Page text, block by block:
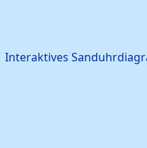
Interaktives